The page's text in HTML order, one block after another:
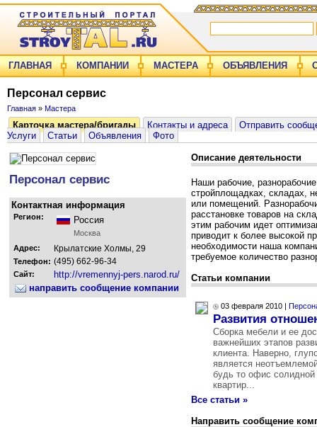
ГЛАВНАЯ КОМПАНИИ МАСТЕРА ОБЪЯВЛЕНИЯ
Персонал сервис
Главная » Мастера
Карточка мастера/бригады Контакты и адреса
Отправить
Услуги
Статьи Объявления Фото
Персонал сервис
Контактная информация
Регион: Россия
Москва
Адрес:
Крылатские Холмы, 29
Телефон: (495) 662-96-34
Сайт:
http://vremennyj-pers.narod.ru/
направить сообщение компании
Описание деятельности
Наши рабочие,
стройплощадках, складах,
или помещений.
расстановке товаров на
этим рабочим идет
приводит к более высокой
необходимости наша
требуемое количество
Статьи компании
03 февраля 2010 |
Развития
Сборка мебели и ее
важнейших этапов
клиента. Наверно,
является
будь то офис
квартир...
Все статьи »
Направить сообщение